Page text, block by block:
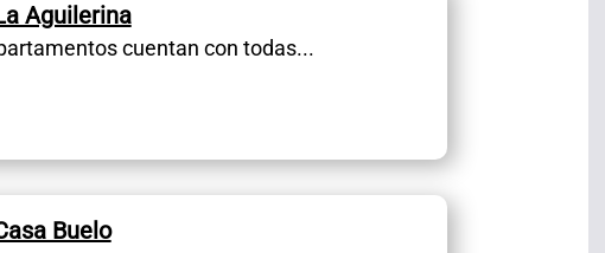
Aguilerina
cuentan con todas...
Buelo